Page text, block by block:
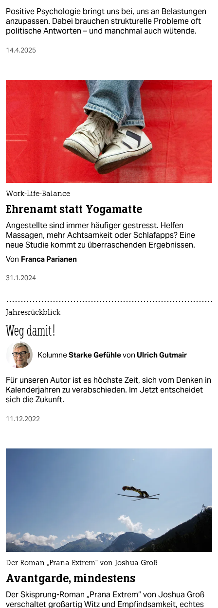
Positive Psychologie bringt uns bei, uns an Belastungen
anzupassen. Dabei brauchen strukturelle Probleme oft
politische Antworten – und manchmal auch wütende.
14.4.2025
Work-Life-Balance
Ehrenamt statt Yogamatte
Angestellte sind immer häufiger gestresst. Helfen
Massagen, mehr Achtsamkeit oder Schlafapps? Eine
neue Studie kommt zu überraschenden Ergebnissen.
Von Franca Parianen
31.1.2024
Jahresrückblick
Weg damit!
KolumneStarke Gefühlevon Ulrich Gutmair
Für unseren Autor ist es höchste Zeit, sich vom Denken in
Kalenderjahren zu verabschieden. Im Jetzt entscheidet
sich die Zukunft.
11.12.2022
Der Roman „Prana Extrem“ von Joshua Groß
Avantgarde, mindestens
Der Skisprung-Roman „Prana Extrem“ von Joshua Groß
verschaltet großartig Witz und Empfindsamkeit, echtes